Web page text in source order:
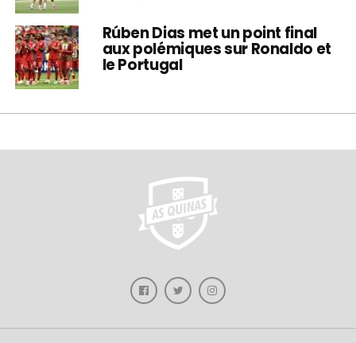
Rúben Dias met un point final
aux polémiques sur Ronaldo et
le Portugal